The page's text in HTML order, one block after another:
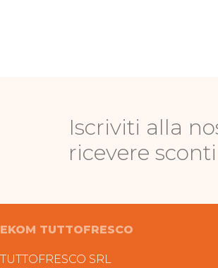
Iscriviti alla
ricevere
EKOM TUTTOFRESCO
TUTTOFRESCO SRL